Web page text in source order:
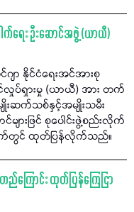
က်ရေး ဦးဆောင်အဖွဲ့ (ယာယီ)
နိုင်ငံရေးအင်အားစု
လှုပ်ရှားမှု (ယာယီ) အား တက်
ျိုးဆက်သစ်နှင့်အမျိုးသမီး
င်များဖြင် စုပေါင်းဖွဲ့စည်းလိုက်
က်တွင် ထုတ်ပြန်လိုက်သည်။
ြောင်း ထုတ်ပြန်ကြေငြာ